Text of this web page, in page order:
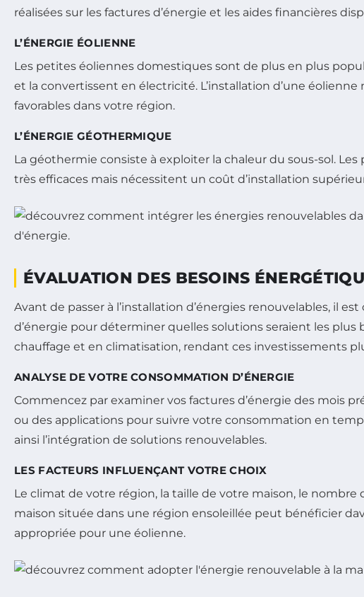
réalisées sur les factures d’énergie et les aides financières
L’ÉNERGIE ÉOLIENNE
Les petites éoliennes domestiques sont de plus en plus
et la convertissent en électricité. L’installation d’une
favorables dans votre région.
L’ÉNERGIE GÉOTHERMIQUE
La géothermie consiste à exploiter la chaleur du sous-sol.
très efficaces mais nécessitent un coût d’installation
ÉVALUATION DES BESOINS
Avant de passer à l’installation d’énergies renouvelables, il
d’énergie pour déterminer quelles solutions seraient les
chauffage et en climatisation, rendant ces investissements
ANALYSE DE VOTRE CONSOMMATION D’ÉNERGIE
Commencez par examiner vos factures d’énergie des mois
ou des applications pour suivre votre consommation en
ainsi l’intégration de solutions renouvelables.
LES FACTEURS INFLUENÇANT VOTRE CHOIX
Le climat de votre région, la taille de votre maison, le
maison située dans une région ensoleillée peut bénéficier
appropriée pour une éolienne.